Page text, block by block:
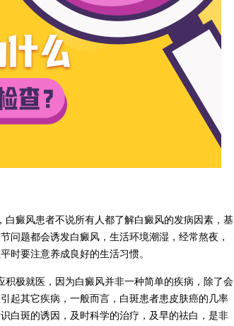
癜风患者不说所有人都了解白癜风的发病因素，基
问题都会诱发白癜风，生活环境潮湿，经常熬夜，
时要注意养成良好的生活习惯。
极就医，因为白癜风并非一种简单的疾病，除了会
起其它疾病，一般而言，白斑患者患皮肤癌的几率
白斑的诱因，及时科学的治疗，及早的祛白，是非